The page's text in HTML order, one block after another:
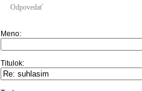
Odpovedať
Meno:
Titulok: